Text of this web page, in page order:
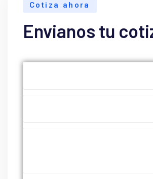
Cotiza ahora
Envianos tu